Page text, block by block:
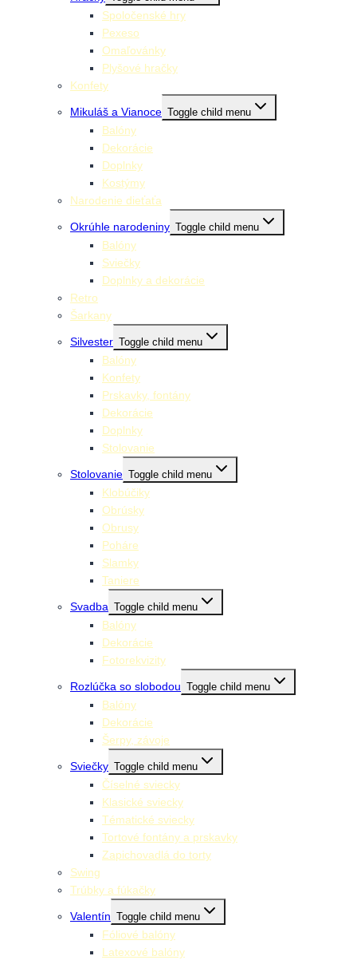
Spoločenské hry
Pexeso
Omaľovánky
Plyšové hračky
Konfety
Mikuláš a Vianoce Toggle child menu
Balóny
Dekorácie
Doplnky
Kostýmy
Narodenie dieťaťa
Okrúhle narodeniny Toggle child menu
Balóny
Sviečky
Doplnky a dekorácie
Retro
Šarkany
Silvester Toggle child menu
Balóny
Konfety
Prskavky, fontány
Dekorácie
Doplnky
Stolovanie
Stolovanie Toggle child menu
Klobúčiky
Obrúsky
Obrusy
Poháre
Slamky
Taniere
Svadba Toggle child menu
Balóny
Dekorácie
Fotorekvizity
Rozlúčka so slobodou Toggle child menu
Balóny
Dekorácie
Šerpy, závoje
Sviečky Toggle child menu
Číselné sviecky
Klasické sviecky
Tématické sviecky
Tortové fontány a prskavky
Zapichovadlá do torty
Swing
Trúbky a fúkačky
Valentín Toggle child menu
Fóliové balóny
Latexové balóny